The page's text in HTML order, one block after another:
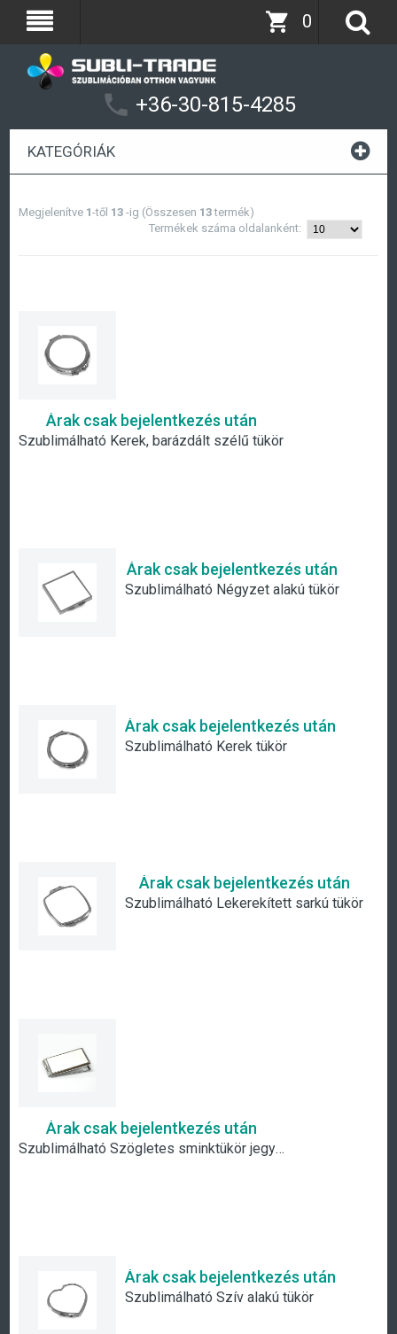
+36-30-815-4285
0
KATEGÓRIÁK
Megjelenítve 1-től 13-ig (Összesen 13termék)
Termékek száma oldalanként:
Árak csak bejelentkezés után
Szublimálható Kerek, barázdált szélű tükör
Árak csak bejelentkezés után
Szublimálható Négyzet alakú tükör
Árak csak bejelentkezés után
Szublimálható Kerek tükör
Árak csak bejelentkezés után
Szublimálható Lekerekített sarkú tükör
Árak csak bejelentkezés után
Szublimálható Szögletes sminktükör jegyzettömbbel
Árak csak bejelentkezés után
Szublimálható Szív alakú tükör